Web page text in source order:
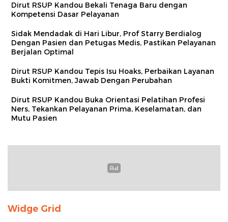
Dirut RSUP Kandou Bekali Tenaga Baru dengan
Kompetensi Dasar Pelayanan
Sidak Mendadak di Hari Libur, Prof Starry Berdialog
Dengan Pasien dan Petugas Medis, Pastikan Pelayanan
Berjalan Optimal
Dirut RSUP Kandou Tepis Isu Hoaks, Perbaikan Layanan
Bukti Komitmen, Jawab Dengan Perubahan
Dirut RSUP Kandou Buka Orientasi Pelatihan Profesi
Ners, Tekankan Pelayanan Prima, Keselamatan, dan
Mutu Pasien
Widge Grid